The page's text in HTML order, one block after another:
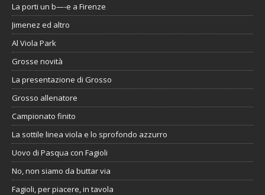
La porti un b—-e a Firenze
Jimenez ed altro
Al Viola Park
Grosse novità
La presentazione di Grosso
Grosso allenatore
Campionato finito
La sottile linea viola e lo sprofondo azzurro
Uovo di Pasqua con Fagioli
No, non siamo da buttar via
Fagioli, per piacere, in tavola